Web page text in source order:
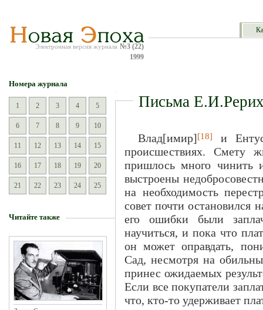
Электронная версия журнала №3 (22)
1999
Номера журнала
1 2 3 4 5
6 7 8 9 10
11 12 13 14 15
16 17 18 19 20
21 22 23 24 25
Читайте также
Письма
Влад[имир][18]
и
происшествиях. Смету
пришлось много чинить
выстроены
на необходимость
совет почти остановился
его ошибки были
научиться, и пока что
он может оправдать,
Сад, несмотря на
принес ожидаемых
Если все покупатели
что, кто-то удерживает